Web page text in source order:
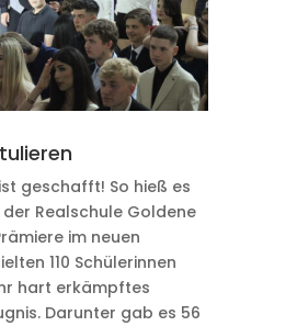
geschafft! So hieß es
Realschule Goldene
im neuen
110 Schülerinnen
hart erkämpftes
Darunter gab es 56